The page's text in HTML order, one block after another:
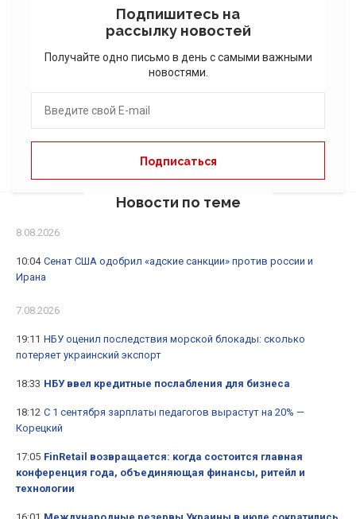
Подпишитесь на
рассылку новостей
Получайте одно письмо в день с самыми важными
новостями.
Новости по теме
8.08.2026
10:04 Сенат США одобрил «адские санкции» против россии и
Ирана
7.08.2026
19:11 НБУ оценил последствия морской блокады: сколько
потеряет украинский экспорт
18:33 НБУ ввел кредитные послабления для бизнеса
18:12 С 1 сентября зарплаты педагогов вырастут на 20% —
Корецкий
17:05 FinRetail возвращается: когда состоится главная
конференция года, объединяющая финансы, ритейл и
технологии